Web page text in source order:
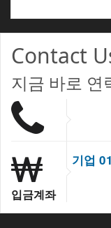
Contact
지금 바로 연
입금계좌
기업